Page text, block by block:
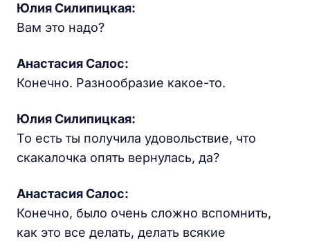
Юлия Силипицкая:
Вам это надо?
Анастасия Салос:
Конечно. Разнообразие какое-то.
Юлия Силипицкая:
То есть ты получила удовольствие, что
скакалочка опять вернулась, да?
Анастасия Салос:
Конечно, было очень сложно вспомнить,
как это все делать, делать всякие